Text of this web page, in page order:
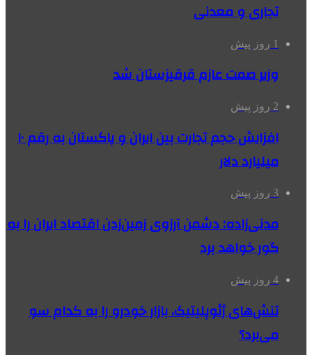
تجاری و معدنی
1 روز پیش
وزیر صمت عازم قرقیزستان شد
2 روز پیش
افزایش حجم تجارت بین ایران و پاکستان به رقم ۱۰
میلیارد دلار
3 روز پیش
مدنی‌زاده: دشمن آرزوی زمین‌زدن اقتصاد ایران را به
گور خواهد برد
4 روز پیش
تنش‌های ژئوپلیتیک، بازار خودرو را به کدام سو
می‌برد؟